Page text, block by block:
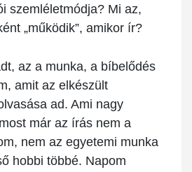
szemléletmódja? Mi az,
„működik”, amikor ír?
az a munka, a bíbelődés
amit az elkészült
ad. Ami nagy
már az írás nem a
nem az egyetemi munka
hobbi többé. Napom